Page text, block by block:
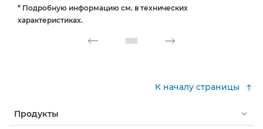
* Подробную информацию см. в технических
характеристиках.
К началу страницы
Продукты